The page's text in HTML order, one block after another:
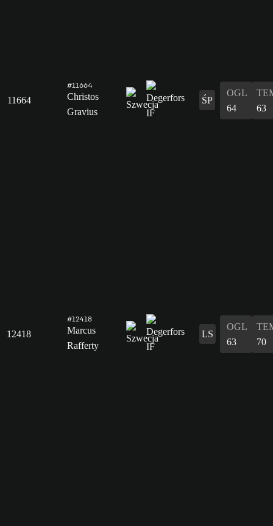
11664
#11664
Christos
Gravius
ŚP
OGL
64
63
12418
#12418
Marcus
Rafferty
LS
OGL
63
70